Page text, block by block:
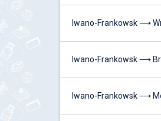
Iwano-Frankowsk ⟶
Iwano-Frankowsk ⟶
Iwano-Frankowsk ⟶